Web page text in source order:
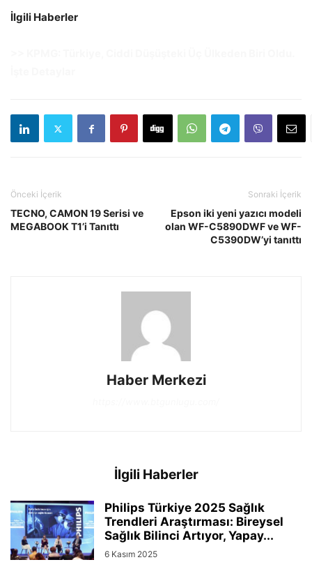
İlgili Haberler
Önceki İçerik
TECNO, CAMON 19 Serisi ve
MEGABOOK T1’i Tanıttı
Sonraki İçerik
Epson iki yeni yazıcı modeli
olan WF-C5890DWF ve WF-
C5390DW’yi tanıttı
Haber Merkezi
İlgili Haberler
Philips Türkiye 2025 Sağlık
Trendleri Araştırması: Bireysel
Sağlık Bilinci Artıyor, Yapay...
6 Kasım 2025